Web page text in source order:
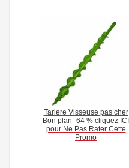
Tariere Visseuse pas cher
Bon plan -64 % cliquez ICI
pour Ne Pas Rater Cette
Promo